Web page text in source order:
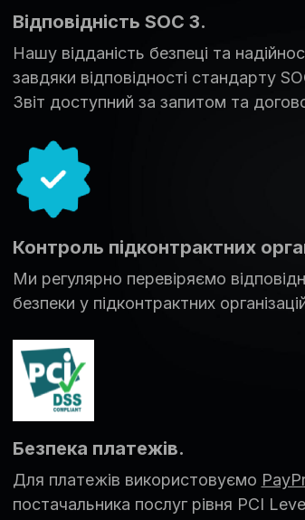
Відповідність SOC 3.
Нашу відданість безпеці та
завдяки відповідності стандарту
Звіт доступний за запитом та
Контроль підконтрактних
Ми регулярно перевіряємо
безпеки у підконтрактних
Безпека платежів.
Для платежів використовуємо
постачальника послуг рівня PCI